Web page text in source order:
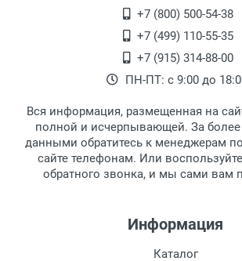
Самовывоз.
Оплата товара
наличными
выдачи товара.
Перечисление средств на
Переведеновский переулок
второй этаж, тел. +7 (499) 110-
После того, как заказ
выдачи, наш менеджер
клиентом и оповещает о
Для получения
обязательно иметь паспорт.
Заказ необходимо забрать
рабочих дней с момента
дополнительных расходов
+7 (800) 500-54-38
+7 (499) 110-55-35
+7 (915) 314-88-00
ПН-ПТ: с 9:00 до
Вся информация, размещенная на
полной и исчерпывающей. За
данными обратитесь к менеджерам
сайте телефонам. Или
обратного звонка, и мы сами вам
Информация
Каталог